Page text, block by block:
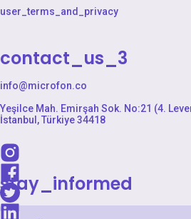
user_terms_and_privacy
contact_us_3
info@microfon.co
Yeşilce Mah. Emirşah Sok. No:21 (4.
İstanbul, Türkiye 34418
stay_informed